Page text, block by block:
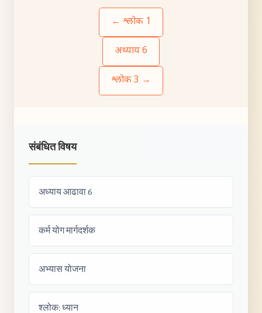
← श्लोक 1
अध्याय 6
श्लोक 3 →
संबंधित विषय
अध्याय आढावा 6
कर्म योग मार्गदर्शक
अभ्यास योजना
श्लोक: ध्यान